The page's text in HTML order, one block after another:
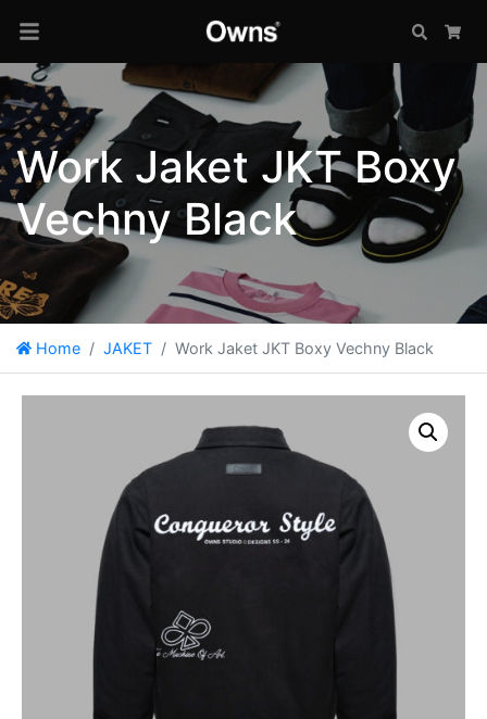
Search
Work Jaket JKT Boxy
Vechny Black
Home JAKET Work Jaket JKT Boxy Vechny Black